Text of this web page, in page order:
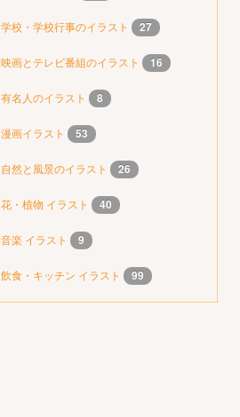
学校・学校行事のイラスト 27
映画とテレビ番組のイラスト 16
有名人のイラスト 8
漫画イラスト 53
自然と風景のイラスト 26
花・植物 イラスト 40
音楽 イラスト 9
飲食・キッチン イラスト 99